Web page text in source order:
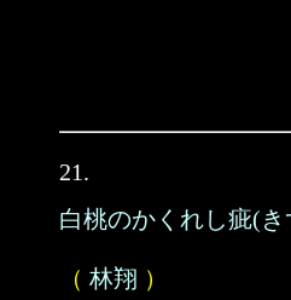
21.
白桃のかくれし疵(
（ 林翔 ）